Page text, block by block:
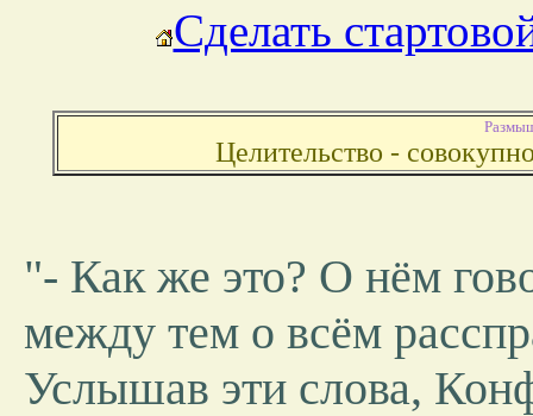
Сделать
Целительство -
"- Как же это? О нём
между тем о всём
Услышав эти слова,